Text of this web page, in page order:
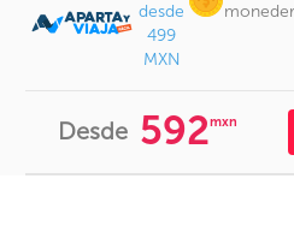
desde
499
MXN
Desde 592mxn